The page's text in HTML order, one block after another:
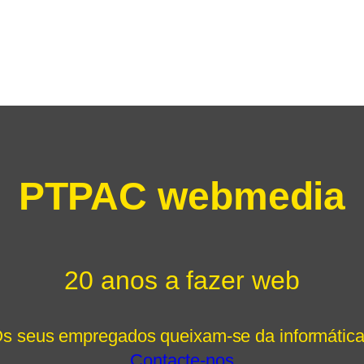
PTPAC webmedia
20 anos a fazer web
seus empregados queixam-se da